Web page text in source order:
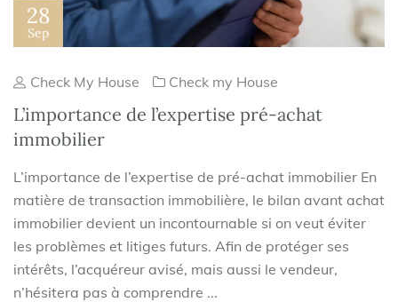
28
Sep
Check My House Check my House
L’importance de l’expertise pré-achat
immobilier
L’importance de l’expertise de pré-achat immobilier En
matière de transaction immobilière, le bilan avant achat
immobilier devient un incontournable si on veut éviter
les problèmes et litiges futurs. Afin de protéger ses
intérêts, l’acquéreur avisé, mais aussi le vendeur,
n’hésitera pas à comprendre ...